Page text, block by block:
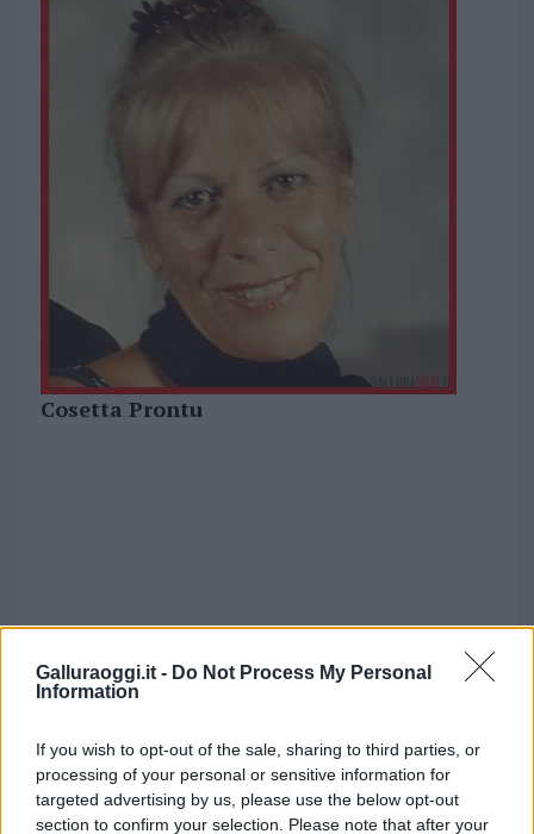
Galluraoggi.it - Do Not Process My Personal
Information
If you wish to opt-out of the sale, sharing to third parties, or
processing of your personal or sensitive information for
targeted advertising by us, please use the below opt-out
section to confirm your selection. Please note that after your
Cosetta Prontu